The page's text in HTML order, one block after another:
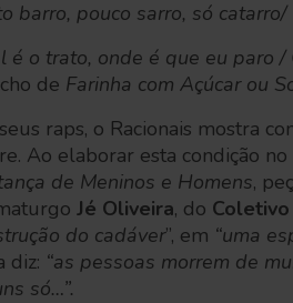
barro, pouco sarro, só catarro/
é o trato, onde é que eu paro /
de Farinha com Açúcar ou
raps, o Racionais mostra
Ao elaborar esta condição
de Meninos e Homens,
Jé Oliveira, do
do cadáver”, em “uma
diz: “as pessoas morrem de
só…”.